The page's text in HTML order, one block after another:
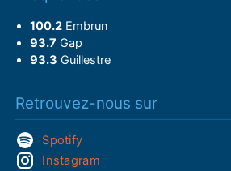
100.2Embrun
93.7 Gap
93.3 Guillestre
Retrouvez-nous sur
Spotify
Instagram